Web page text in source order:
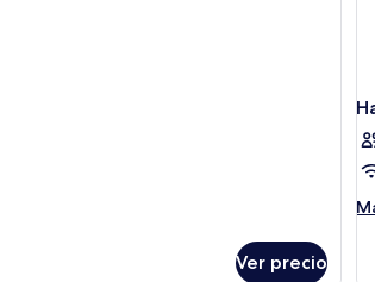
Ver precio